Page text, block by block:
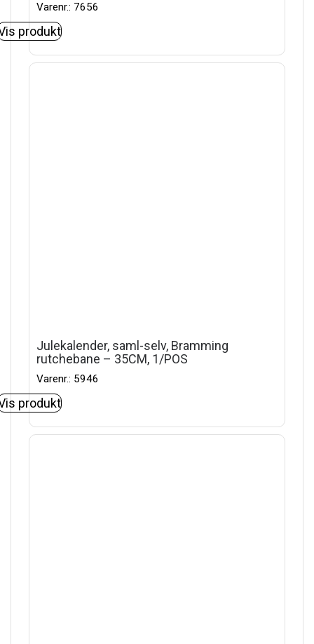
Varenr.: 7656
produkt
Julekalender, saml-selv, Bramming
rutchebane – 35CM, 1/POS
Varenr.: 5946
produkt